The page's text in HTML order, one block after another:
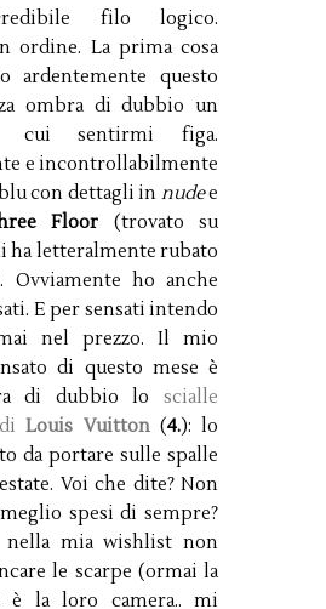
filo logico.
ordine. La prima cosa
ardentemente questo
ombra di dubbio un
cui sentirmi figa.
e incontrollabilmente
con dettagli in nudee
Floor (trovato su
ha letteralmente rubato
Ovviamente ho anche
E per sensati intendo
nel prezzo. Il mio
di questo mese è
di dubbio lo scialle
diLouis Vuitton(4.): lo
da portare sulle spalle
Voi che dite? Non
spesi di sempre?
nella mia wishlist non
le scarpe (ormai la
è la loro camera.. mi